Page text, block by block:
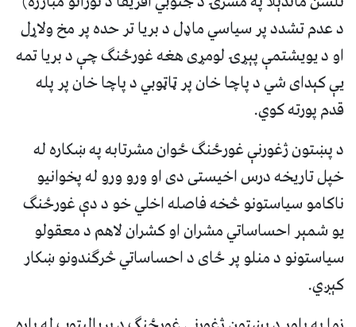
د عدم تشدد پر سیاسي ماډل د بریا تر حده پر مخ ولاړل
او د یویشتمې پېړۍ لومړی هغه غورځنګ چې د بریا تمه
یې کېدای شي د پاچا خان پر ټاټوبي د پاچا خان پر پله
قدم پورته کوي.
د پښتون ژغورنې غورځنګ ځوان مشرتابه په ښکاره له
خپل تاریخه درس اخیستی دی او ورو ورو له پخوانیو
ناکامو سیاستونو څخه فاصله اخلي خو د دې غورځنګ
یو شمېر احساساتي مشران او کشران لاهم د معقولو
سیاستونو د منلو پر ځای د احساساتي څرګندونو ښکار
کېږي.